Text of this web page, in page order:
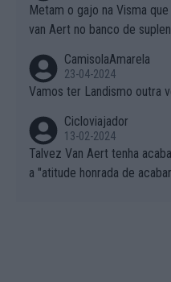
Metam o gajo na Visma
van Aert no banco de
CamisolaAmarela
23-04-2024
Vamos ter Landismo outra
Cicloviajador
13-02-2024
Talvez Van Aert tenha
a "atitude honrada de